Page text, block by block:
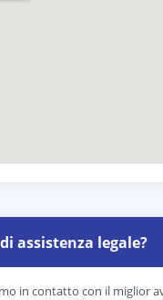
assistenza legale?
in contatto con il miglior